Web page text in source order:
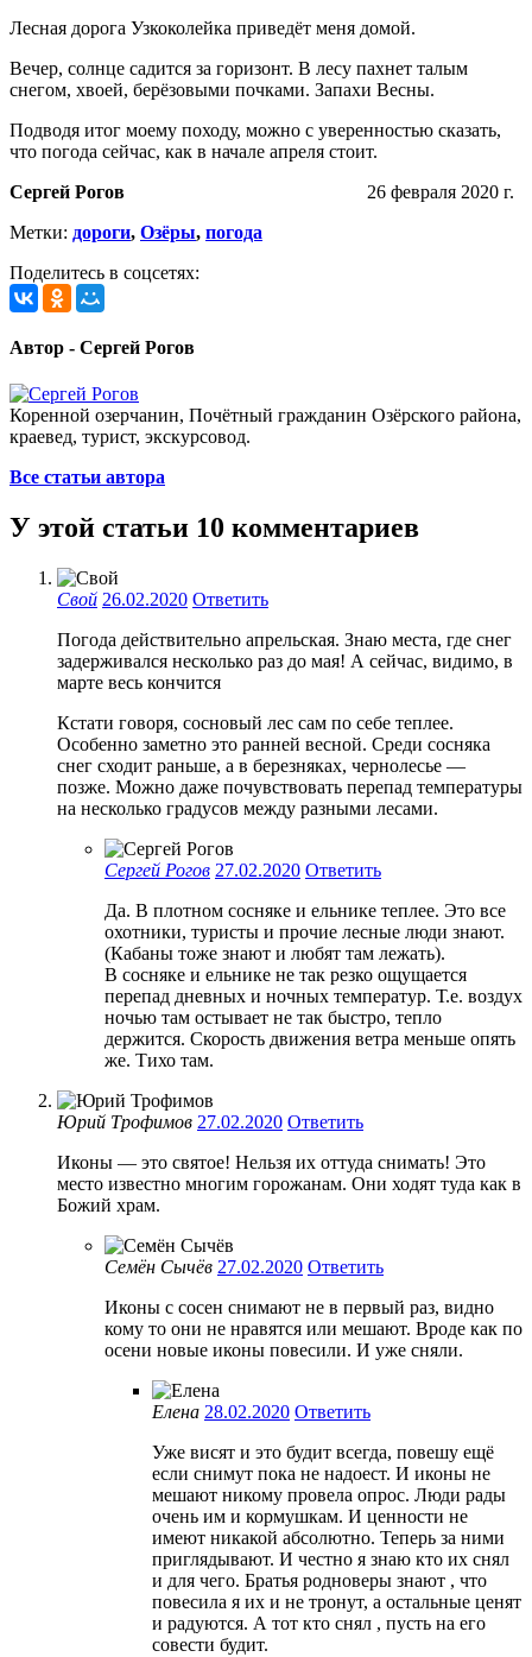
Лесная дорога Узкоколейка приведёт меня домой.
Вечер, солнце садится за горизонт. В лесу пахнет талым
снегом, хвоей, берёзовыми почками. Запахи Весны.
Подводя итог моему походу, можно с уверенностью сказать,
что погода сейчас, как в начале апреля стоит.
Сергей Рогов
26 февраля 2020 г.
Метки: дороги, Озёры, погода
Поделитесь в соцсетях:
Автор - Сергей Рогов
Коренной озерчанин, Почётный гражданин Озёрского района,
краевед, турист, экскурсовод.
Все статьи автора
У этой статьи 10 комментариев
Свой 26.02.2020 Ответить
Погода действительно апрельская. Знаю места, где снег
задерживался несколько раз до мая! А сейчас, видимо, в
марте весь кончится
Кстати говоря, сосновый лес сам по себе теплее.
Особенно заметно это ранней весной. Среди сосняка
снег сходит раньше, а в березняках, чернолесье —
позже. Можно даже почувствовать перепад температуры
на несколько градусов между разными лесами.
Сергей Рогов 27.02.2020 Ответить
Да. В плотном сосняке и ельнике теплее. Это все
охотники, туристы и прочие лесные люди знают.
(Кабаны тоже знают и любят там лежать).
В сосняке и ельнике не так резко ощущается
перепад дневных и ночных температур. Т.е. воздух
ночью там остывает не так быстро, тепло
держится. Скорость движения ветра меньше опять
же. Тихо там.
Юрий Трофимов 27.02.2020 Ответить
Иконы — это святое! Нельзя их оттуда снимать! Это
место известно многим горожанам. Они ходят туда как в
Божий храм.
Семён Сычёв 27.02.2020 Ответить
Иконы с сосен снимают не в первый раз, видно
кому то они не нравятся или мешают. Вроде как по
осени новые иконы повесили. И уже сняли.
Елена 28.02.2020 Ответить
Уже висят и это будит всегда, повешу ещё
если снимут пока не надоест. И иконы не
мешают никому провела опрос. Люди рады
очень им и кормушкам. И ценности не
имеют никакой абсолютно. Теперь за ними
приглядывают. И честно я знаю кто их снял
и для чего. Братья родноверы знают , что
повесила я их и не тронут, а остальные ценят
и радуются. А тот кто снял , пусть на его
совести будит.